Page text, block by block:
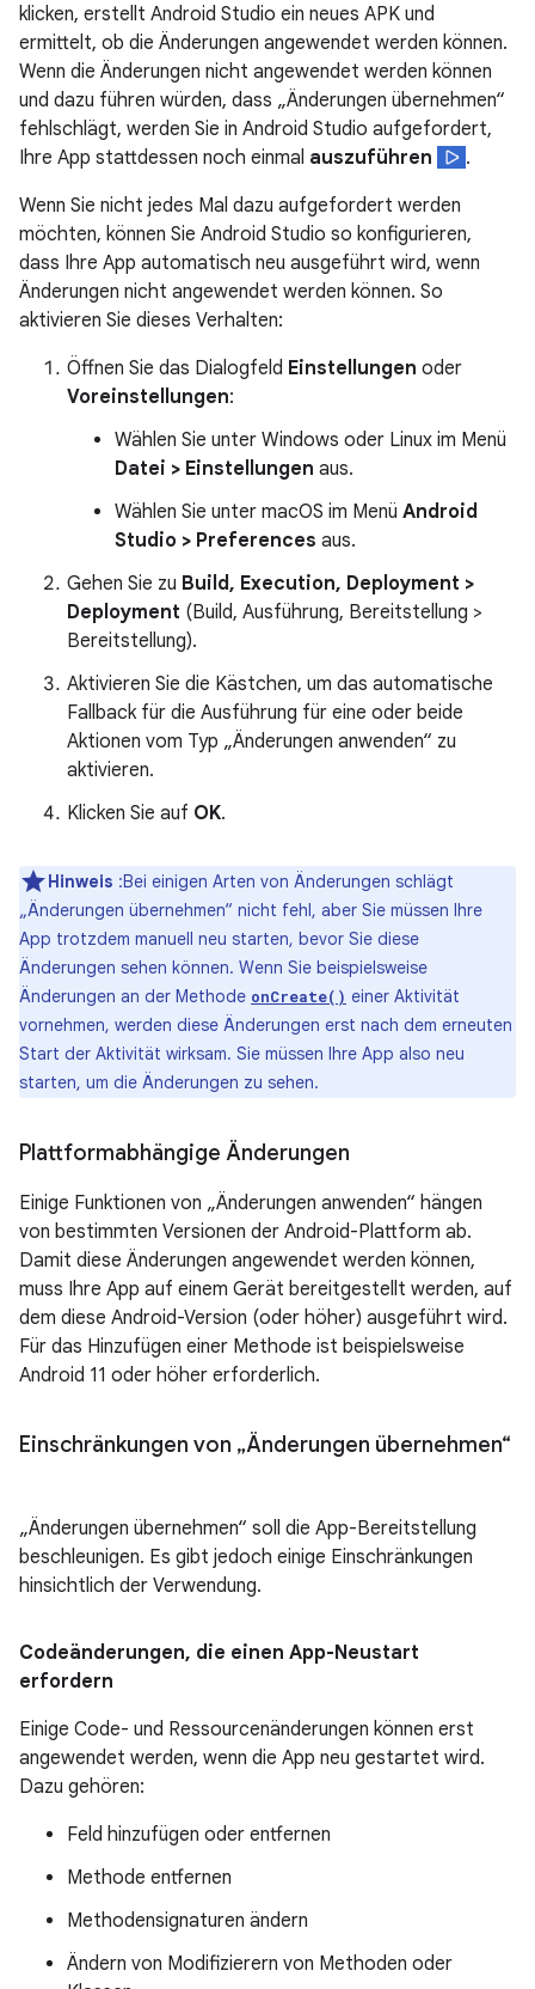
klicken, erstellt Android Studio ein neues APK und
ermittelt, ob die Änderungen angewendet werden können.
Wenn die Änderungen nicht angewendet werden können
und dazu führen würden, dass „Änderungen übernehmen“
fehlschlägt, werden Sie in Android Studio aufgefordert,
Ihre App stattdessen noch einmal auszuführen
.
Wenn Sie nicht jedes Mal dazu aufgefordert werden
möchten, können Sie Android Studio so konfigurieren,
dass Ihre App automatisch neu ausgeführt wird, wenn
Änderungen nicht angewendet werden können. So
aktivieren Sie dieses Verhalten:
Öffnen Sie das Dialogfeld Einstellungen oder
Voreinstellungen:
Wählen Sie unter Windows oder Linux im Menü
Datei > Einstellungen aus.
Wählen Sie unter macOS im Menü Android
Studio > Preferences aus.
Gehen Sie zu Build, Execution, Deployment >
Deployment (Build, Ausführung, Bereitstellung >
Bereitstellung).
Aktivieren Sie die Kästchen, um das automatische
Fallback für die Ausführung für eine oder beide
Aktionen vom Typ „Änderungen anwenden“ zu
aktivieren.
Klicken Sie auf OK.
Hinweis :Bei einigen Arten von Änderungen schlägt
„Änderungen übernehmen“ nicht fehl, aber Sie müssen Ihre
App trotzdem manuell neu starten, bevor Sie diese
Änderungen sehen können. Wenn Sie beispielsweise
Änderungen an der Methode onCreate() einer Aktivität
vornehmen, werden diese Änderungen erst nach dem erneuten
Start der Aktivität wirksam. Sie müssen Ihre App also neu
starten, um die Änderungen zu sehen.
Plattformabhängige Änderungen
Einige Funktionen von „Änderungen anwenden“ hängen
von bestimmten Versionen der Android-Plattform ab.
Damit diese Änderungen angewendet werden können,
muss Ihre App auf einem Gerät bereitgestellt werden, auf
dem diese Android-Version (oder höher) ausgeführt wird.
Für das Hinzufügen einer Methode ist beispielsweise
Android 11 oder höher erforderlich.
Einschränkungen von „Änderungen übernehmen“
„Änderungen übernehmen“ soll die App-Bereitstellung
beschleunigen. Es gibt jedoch einige Einschränkungen
hinsichtlich der Verwendung.
Codeänderungen, die einen App-Neustart
erfordern
Einige Code- und Ressourcenänderungen können erst
angewendet werden, wenn die App neu gestartet wird.
Dazu gehören:
Feld hinzufügen oder entfernen
Methode entfernen
Methodensignaturen ändern
Ändern von Modifizierern von Methoden oder